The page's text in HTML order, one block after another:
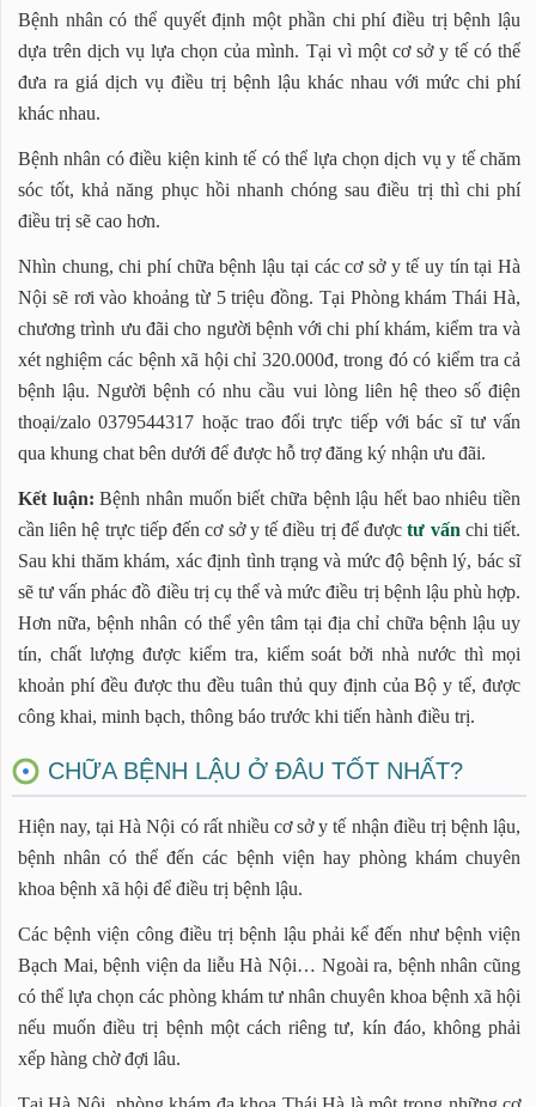
Bệnh nhân có thể quyết định một phần chi phí điều trị bệnh lậu
dựa trên dịch vụ lựa chọn của mình. Tại vì một cơ sở y tế có thể
đưa ra giá dịch vụ điều trị bệnh lậu khác nhau với mức chi phí
khác nhau.
Bệnh nhân có điều kiện kinh tế có thể lựa chọn dịch vụ y tế chăm
sóc tốt, khả năng phục hồi nhanh chóng sau điều trị thì chi phí
điều trị sẽ cao hơn.
Nhìn chung, chi phí chữa bệnh lậu tại các cơ sở y tế uy tín tại Hà
Nội sẽ rơi vào khoảng từ 5 triệu đồng. Tại Phòng khám Thái Hà,
chương trình ưu đãi cho người bệnh với chi phí khám, kiểm tra và
xét nghiệm các bệnh xã hội chỉ 320.000đ, trong đó có kiểm tra cả
bệnh lậu. Người bệnh có nhu cầu vui lòng liên hệ theo số điện
thoại/zalo 0379544317 hoặc trao đổi trực tiếp với bác sĩ tư vấn
qua khung chat bên dưới để được hỗ trợ đăng ký nhận ưu đãi.
Kết luận: Bệnh nhân muốn biết chữa bệnh lậu hết bao nhiêu tiền
cần liên hệ trực tiếp đến cơ sở y tế điều trị để đượctư vấn chi tiết.
Sau khi thăm khám, xác định tình trạng và mức độ bệnh lý, bác sĩ
sẽ tư vấn phác đồ điều trị cụ thể và mức điều trị bệnh lậu phù hợp.
Hơn nữa, bệnh nhân có thể yên tâm tại địa chỉ chữa bệnh lậu uy
tín, chất lượng được kiểm tra, kiểm soát bởi nhà nước thì mọi
khoản phí đều được thu đều tuân thủ quy định của Bộ y tế, được
công khai, minh bạch, thông báo trước khi tiến hành điều trị.
CHỮA BỆNH LẬU Ở ĐÂU TỐT NHẤT?
Hiện nay, tại Hà Nội có rất nhiều cơ sở y tế nhận điều trị bệnh lậu,
bệnh nhân có thể đến các bệnh viện hay phòng khám chuyên
khoa bệnh xã hội để điều trị bệnh lậu.
Các bệnh viện công điều trị bệnh lậu phải kể đến như bệnh viện
Bạch Mai, bệnh viện da liễu Hà Nội… Ngoài ra, bệnh nhân cũng
có thể lựa chọn các phòng khám tư nhân chuyên khoa bệnh xã hội
nếu muốn điều trị bệnh một cách riêng tư, kín đáo, không phải
xếp hàng chờ đợi lâu.